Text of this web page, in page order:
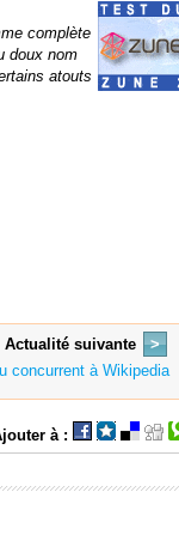
complète
doux nom
atouts
Actualité suivante
>
concurrent à Wikipedia
à :